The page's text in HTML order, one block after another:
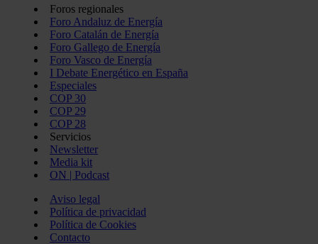
Foros regionales
Foro Andaluz de Energía
Foro Catalán de Energía
Foro Gallego de Energía
Foro Vasco de Energía
I Debate Energético en España
Especiales
COP 30
COP 29
COP 28
Servicios
Newsletter
Media kit
ON | Podcast
Aviso legal
Política de privacidad
Política de Cookies
Contacto